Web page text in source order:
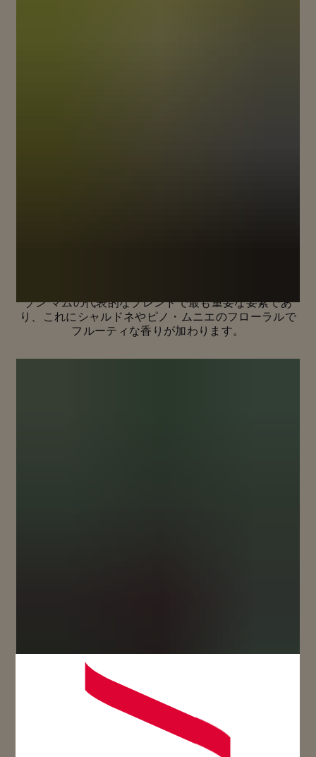
ゾン マムの代表的なブレンドで最も重要な要素であ
り、これにシャルドネやピノ・ムニエのフローラルで
フルーティな香りが加わります。